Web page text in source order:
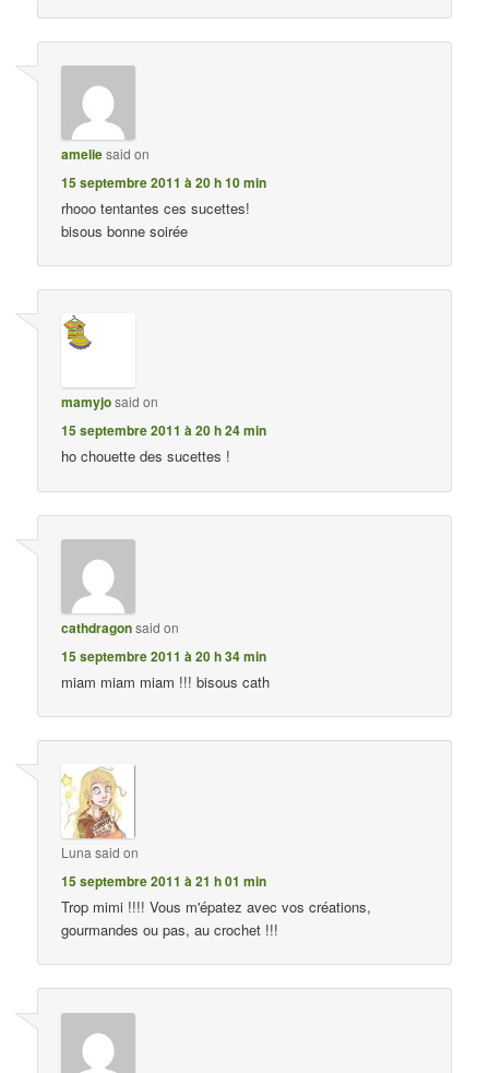
ameliesaid on
15 septembre 2011 à 20 h 10 min
rhooo tentantes ces sucettes!
bisous bonne soirée
mamyjosaid on
15 septembre 2011 à 20 h 24 min
ho chouette des sucettes !
cathdragonsaid on
15 septembre 2011 à 20 h 34 min
miam miam miam !!! bisous cath
Luna said on
15 septembre 2011 à 21 h 01 min
Trop mimi !!!! Vous m'épatez avec vos créations,
gourmandes ou pas, au crochet !!!